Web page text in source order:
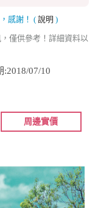
感謝！ ( 說明 )
僅供參考！詳細資料以
:2018/07/10
周邊實價